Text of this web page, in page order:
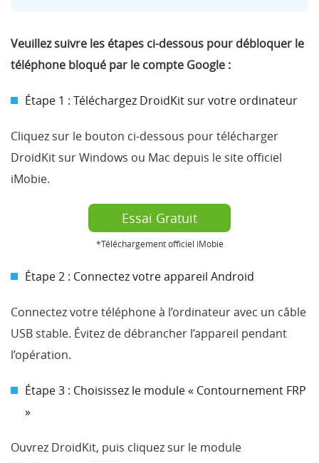
Veuillez suivre les étapes ci-dessous pour débloquer le
téléphone bloqué par le compte Google :
Étape 1 : Téléchargez DroidKit sur votre ordinateur
Cliquez sur le bouton ci-dessous pour télécharger
DroidKit sur Windows ou Mac depuis le site officiel
iMobie.
Essai Gratuit
*Téléchargement officiel iMobie
Étape 2 : Connectez votre appareil Android
Connectez votre téléphone à l’ordinateur avec un câble
USB stable. Évitez de débrancher l’appareil pendant
l’opération.
Étape 3 : Choisissez le module « Contournement FRP
»
Ouvrez DroidKit, puis cliquez sur le module